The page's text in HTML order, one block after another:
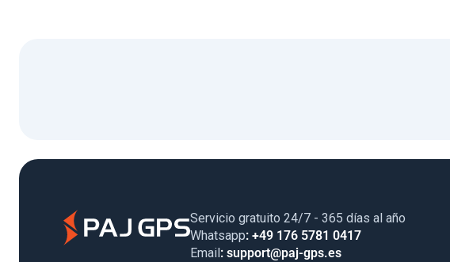
Servicio gratuito 24/7 - 365 días al año
Whatsapp: +49 176 5781 0417
Email : support@paj-gps.es